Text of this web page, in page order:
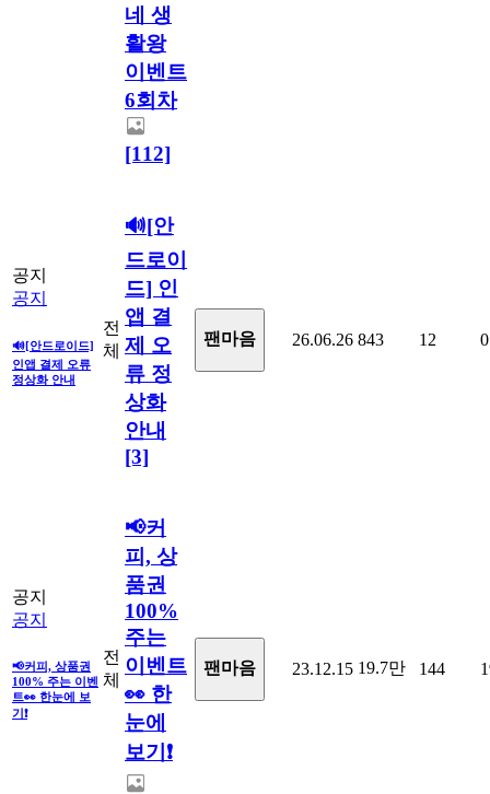
네 생
활왕
이벤트
6회차
[112]
공지
공지
🔊[안드로이드]
인앱 결제 오류
정상화 안내
전
체
🔊[안
드로이
드] 인
앱 결
제 오
류 정
상화
안내
[3]
팬마음ㅤ 26.06.26 843 12 0
공지
공지
📢커피, 상품권
100% 주는 이벤
트👀 한눈에 보
기❗
전
체
📢커
피, 상
품권
100%
주는
이벤트
👀 한
눈에
보기❗
팬마음 23.12.15 19.7만 144